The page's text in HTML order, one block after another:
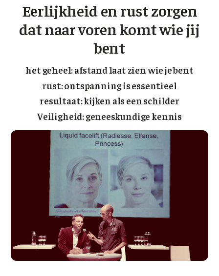
Eerlijkheid en rust zorgen
dat naar voren komt wie jij
bent
het geheel: afstand laat zien wie je bent
rust: ontspanning is essentieel
resultaat: kijken als een schilder
Veiligheid: geneeskundige kennis